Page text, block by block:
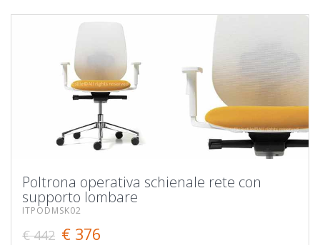
Poltrona operativa schienale rete con
supporto lombare
ITPODMSK02
€ 442 € 376